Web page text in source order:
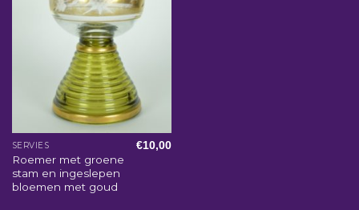
SERVIES
Roemer met groene
stam en ingeslepen
bloemen met goud
€10,00